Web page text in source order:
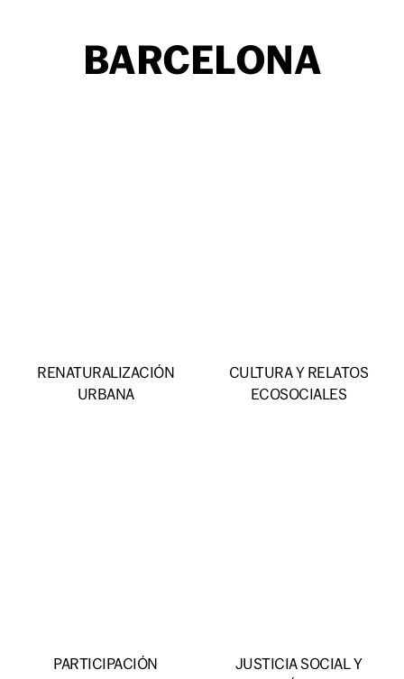
BARCELONA
RENATURALIZACIÓN
URBANA
CULTURA Y RELATOS
ECOSOCIALES
PARTICIPACIÓN
JUSTICIA SOCIAL Y